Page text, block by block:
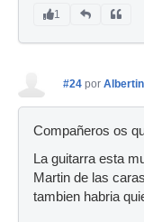
1
#24 por
Compañeros os
La guitarra esta
Martin de las
tambien habria